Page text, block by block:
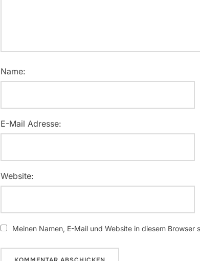
Name:
E-Mail Adresse:
Website:
Meinen Namen, E-Mail und Website in diesem